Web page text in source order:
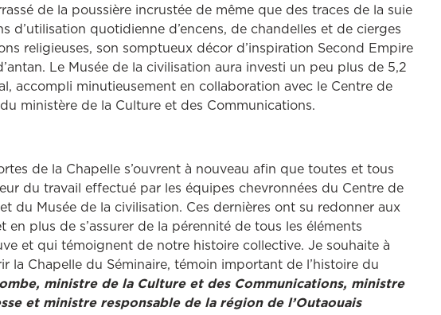
de la poussière incrustée de même que des traces de la suie
d’utilisation quotidienne d’encens, de chandelles et de cierges
religieuses, son somptueux décor d’inspiration Second Empire
Le Musée de la civilisation aura investi un peu plus de 5,2
accompli minutieusement en collaboration avec le Centre de
ministère de la Culture et des Communications.
de la Chapelle s’ouvrent à nouveau afin que toutes et tous
du travail effectué par les équipes chevronnées du Centre de
du Musée de la civilisation. Ces dernières ont su redonner aux
en plus de s’assurer de la pérennité de tous les éléments
et qui témoignent de notre histoire collective. Je souhaite à
la Chapelle du Séminaire, témoin important de l’histoire du
ministre de la Culture et des Communications, ministre
et ministre responsable de la région de l’Outaouais